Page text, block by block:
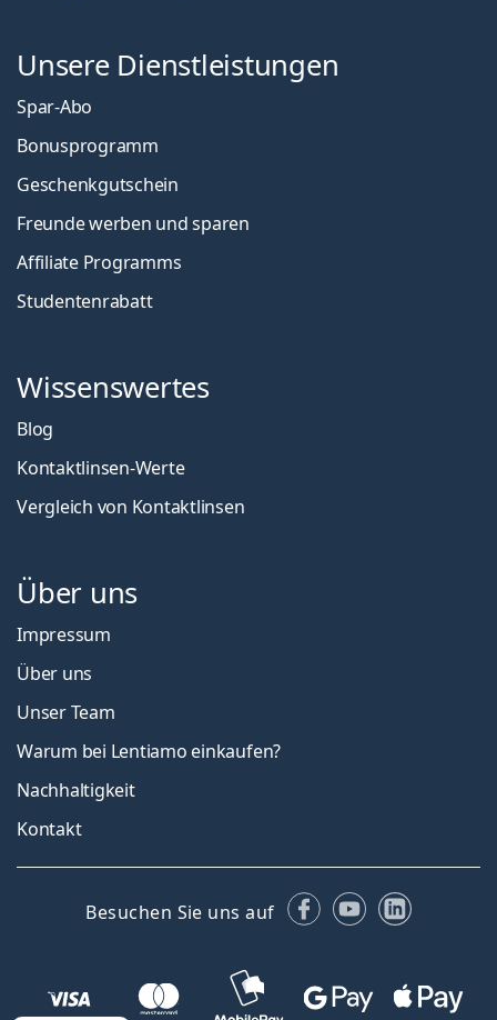
Unsere Dienstleistungen
Spar-Abo
Bonusprogramm
Geschenkgutschein
Freunde werben und sparen
Affiliate Programms
Studentenrabatt
Wissenswertes
Blog
Kontaktlinsen-Werte
Vergleich von Kontaktlinsen
Über uns
Impressum
Über uns
Unser Team
Warum bei Lentiamo einkaufen?
Nachhaltigkeit
Kontakt
Besuchen Sie uns auf Facebook
YouTubeLinkedIn